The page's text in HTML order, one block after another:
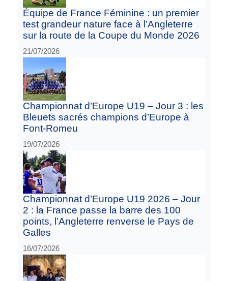
Équipe de France Féminine : un premier
test grandeur nature face à l’Angleterre
sur la route de la Coupe du Monde 2026
21/07/2026
Championnat d’Europe U19 – Jour 3 : les
Bleuets sacrés champions d’Europe à
Font-Romeu
19/07/2026
Championnat d’Europe U19 2026 – Jour
2 : la France passe la barre des 100
points, l’Angleterre renverse le Pays de
Galles
16/07/2026